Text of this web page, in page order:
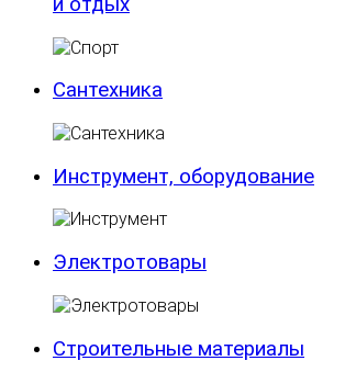
Сантехника
Инструмент, оборудование
Электротовары
Строительные материалы